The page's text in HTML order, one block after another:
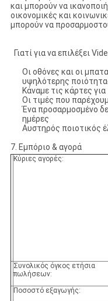
και μπορούν να
οικονομικές και
μπορούν να
Γιατί για να επιλέξει
Οι οθόνες και οι
υψηλότερης
Κάναμε τις κάρτες
Οι τιμές που
Ένα προσαρμοσμένο
ημέρες
Αυστηρός ποιοτικός
7. Εμπόριο & αγορά
Κύριες αγορές:
Συνολικός όγκος ετήσια
πωλήσεων:
Ποσοστό εξαγωγής: